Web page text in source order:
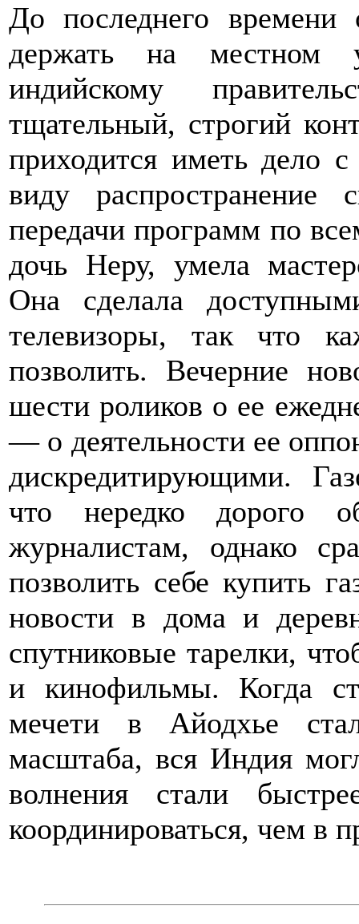
До последнего времени
держать на местном
индийскому
тщательный, строгий
приходится иметь дело
виду распространение
передачи программ по
дочь Неру, умела
Она сделала
телевизоры, так что
позволить. Вечерние
шести роликов о ее
— о деятельности ее
дискредитирующими.
что нередко дорого
журналистам, однако
позволить себе купить
новости в дома и
спутниковые тарелки,
и кинофильмы. Когда
мечети в Айодхье
масштаба, вся Индия
волнения стали
координироваться, чем в